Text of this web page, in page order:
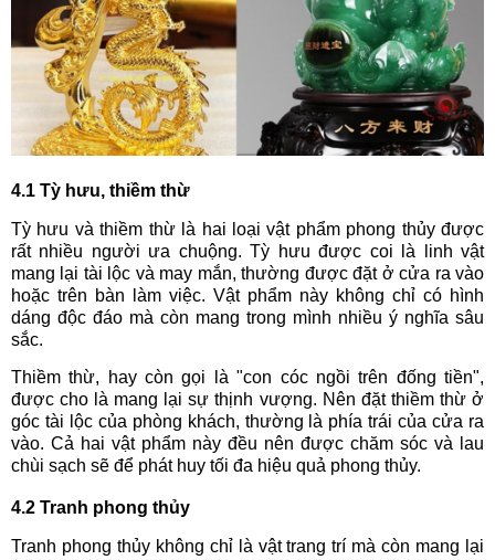
4.1 Tỳ hưu, thiềm thừ
Tỳ hưu và thiềm thừ là hai loại vật phẩm phong thủy được
rất nhiều người ưa chuộng. Tỳ hưu được coi là linh vật
mang lại tài lộc và may mắn, thường được đặt ở cửa ra vào
hoặc trên bàn làm việc. Vật phẩm này không chỉ có hình
dáng độc đáo mà còn mang trong mình nhiều ý nghĩa sâu
sắc.
Thiềm thừ, hay còn gọi là "con cóc ngồi trên đống tiền",
được cho là mang lại sự thịnh vượng. Nên đặt thiềm thừ ở
góc tài lộc của phòng khách, thường là phía trái của cửa ra
vào. Cả hai vật phẩm này đều nên được chăm sóc và lau
chùi sạch sẽ để phát huy tối đa hiệu quả phong thủy.
4.2 Tranh phong thủy
Tranh phong thủy không chỉ là vật trang trí mà còn mang lại